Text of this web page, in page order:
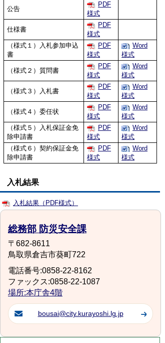
公告
PDF
様式
仕様書
PDF
様式
（様式１）入札参加申込
書
PDF
様式
Word
様式
（様式２）質問書
PDF
様式
Word
様式
（様式３）入札書
PDF
様式
Word
様式
（様式４）委任状
PDF
様式
Word
様式
（様式５）入札保証金免
除申請書
PDF
様式
Word
様式
（様式６）契約保証金免
除申請書
PDF
様式
Word
様式
入札結果
入札結果（PDF様式）
総務部 防災安全課
〒682-8611
鳥取県倉吉市葵町722
電話番号:0858-22-8162
ファックス:0858-22-1087
場所:本庁舎4階
bousai@city.kurayoshi.lg.jp